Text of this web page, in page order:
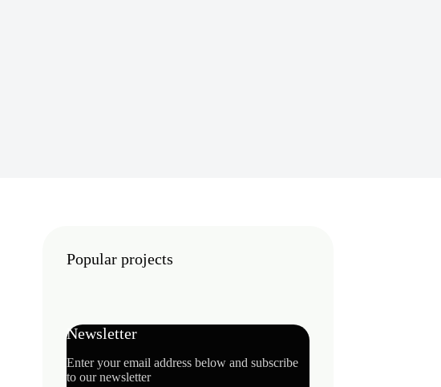
Popular projects
Newsletter
Enter your email address below and subscribe
to our newsletter